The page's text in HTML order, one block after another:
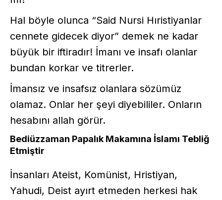
Hal böyle olunca “Said Nursi Hıristiyanlar
cennete gidecek diyor” demek ne kadar
büyük bir iftiradır! İmanı ve insafı olanlar
bundan korkar ve titrerler.
İmansız ve insafsız olanlara sözümüz
olamaz. Onlar her şeyi diyebililer. Onların
hesabını allah görür.
Bediüzzaman Papalık Makamına İslamı Tebliğ
Etmiştir
İnsanları Ateist, Komünist, Hristiyan,
Yahudi, Deist ayırt etmeden herkesi hak